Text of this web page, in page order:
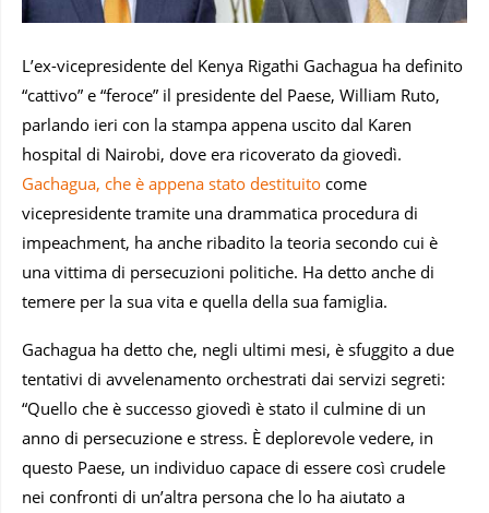
L’ex-vicepresidente del Kenya Rigathi Gachagua ha definito
“cattivo” e “feroce” il presidente del Paese, William Ruto,
parlando ieri con la stampa appena uscito dal Karen
hospital di Nairobi, dove era ricoverato da giovedì.
Gachagua, che è appena stato destituito come
vicepresidente tramite una drammatica procedura di
impeachment, ha anche ribadito la teoria secondo cui è
una vittima di persecuzioni politiche. Ha detto anche di
temere per la sua vita e quella della sua famiglia.
Gachagua ha detto che, negli ultimi mesi, è sfuggito a due
tentativi di avvelenamento orchestrati dai servizi segreti:
“Quello che è successo giovedì è stato il culmine di un
anno di persecuzione e stress. È deplorevole vedere, in
questo Paese, un individuo capace di essere così crudele
nei confronti di un’altra persona che lo ha aiutato a